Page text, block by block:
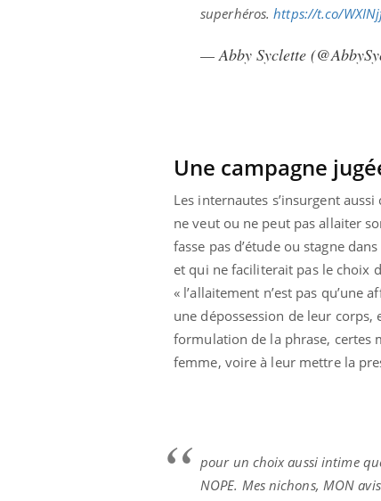
superhéros.https://t.co/
— Abby Syclette
Une campagne
Les internautes s’insurgent
ne veut ou ne peut pas allaiter
fasse pas d’étude ou stagne
et qui ne faciliterait pas le choix
« l’allaitement n’est pas
une dépossession de leur
formulation de la phrase, certes
femme, voire à leur mettre la
pour un choix aussi intime
NOPE. Mes nichons, MON avis